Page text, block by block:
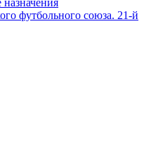
футбольного союза. 21-й